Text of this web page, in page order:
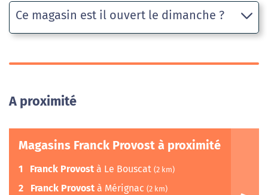
Ce magasin est il ouvert le dimanche ?
A proximité
Magasins Franck Provost à proximité
1 Franck Provost à Le Bouscat (2 km)
2 Franck Provost à Mérignac (2 km)